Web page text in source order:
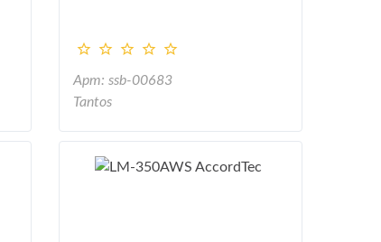
Арт: ssb-00683
Tantos